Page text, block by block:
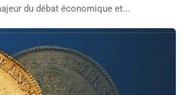
du débat économique et...